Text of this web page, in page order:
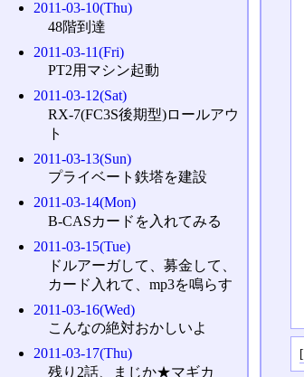
[
2011-03-10(Thu)
48階到達
2011-03-11(Fri)
PT2用マシン起動
2011-03-12(Sat)
RX-7(FC3S後期型)ロールアウ
ト
2011-03-13(Sun)
プライベート鉄塔を建設
2011-03-14(Mon)
B-CASカードを入れてみる
2011-03-15(Tue)
ドルアーガして、募金して、
カード入れて、mp3を鳴らす
2011-03-16(Wed)
こんなの絶対おかしいよ
2011-03-17(Thu)
残り2話、まじか★マギカ